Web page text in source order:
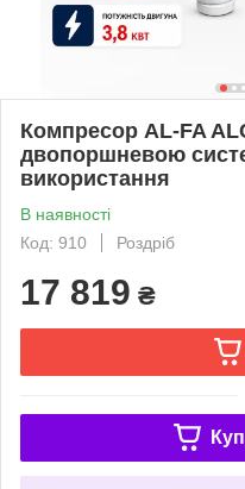
Компресор AL-FA
двопоршневою
використання
В наявності
Код: 910
Роздріб
17 819 ₴